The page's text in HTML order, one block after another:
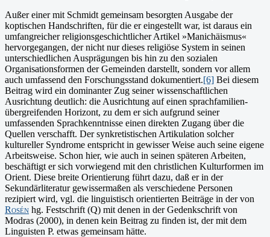
Außer einer mit Schmidt gemeinsam besorgten Ausgabe der
koptischen Handschriften, für die er eingestellt war, ist daraus ein
umfangreicher religionsgeschichtlicher Artikel »Manichäismus«
hervorgegangen, der nicht nur dieses religiöse System in seinen
unterschiedlichen Ausprägungen bis hin zu den sozialen
Organisationsformen der Gemeinden darstellt, sondern vor allem
auch umfassend den Forschungsstand dokumentiert.[6] Bei diesem
Beitrag wird ein dominanter Zug seiner wissenschaftlichen
Ausrichtung deutlich: die Ausrichtung auf einen sprachfamilien-
übergreifenden Horizont, zu dem er sich aufgrund seiner
umfassenden Sprachkenntnisse einen direkten Zugang über die
Quellen verschafft. Der synkretistischen Artikulation solcher
kultureller Syndrome entspricht in gewisser Weise auch seine eigene
Arbeitsweise. Schon hier, wie auch in seinen späteren Arbeiten,
beschäftigt er sich vorwiegend mit den christlichen Kulturformen im
Orient. Diese breite Orientierung führt dazu, daß er in der
Sekundärliteratur gewissermaßen als verschiedene Personen
rezipiert wird, vgl. die linguistisch orientierten Beiträge in der von
Rosén hg. Festschrift (Q) mit denen in der Gedenkschrift von
Modras (2000), in denen kein Beitrag zu finden ist, der mit dem
Linguisten P. etwas gemeinsam hätte.